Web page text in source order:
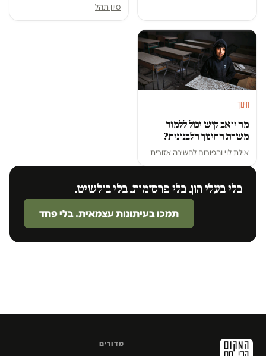
סיון תהל
חינוך
מה יואב קיש יכול ללמוד
משרת החינוך הלבנונית?
אילת לוי והפורום לחשיבה אזורית
בלי בעלי הון. בלי פרסומות. בלי בולשיט.
תמכו בעיתונות עצמאית. בלי פחד
מדורים